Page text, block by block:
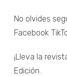
No olvides
Facebook
¡Lleva la
Edición.